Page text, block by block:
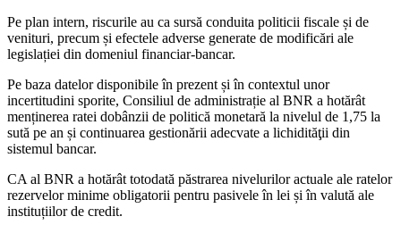
Pe plan intern, riscurile au ca sursă conduita politicii fiscale și de
venituri, precum și efectele adverse generate de modificări ale
legislației din domeniul financiar-bancar.
Pe baza datelor disponibile în prezent și în contextul unor
incertitudini sporite, Consiliul de administrație al BNR a hotărât
menținerea ratei dobânzii de politică monetară la nivelul de 1,75 la
sută pe an și continuarea gestionării adecvate a lichidităţii din
sistemul bancar.
CA al BNR a hotărât totodată păstrarea nivelurilor actuale ale ratelor
rezervelor minime obligatorii pentru pasivele în lei și în valută ale
instituțiilor de credit.